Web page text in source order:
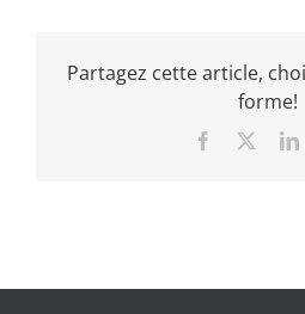
Partagez cette article,
forme!
Facebook